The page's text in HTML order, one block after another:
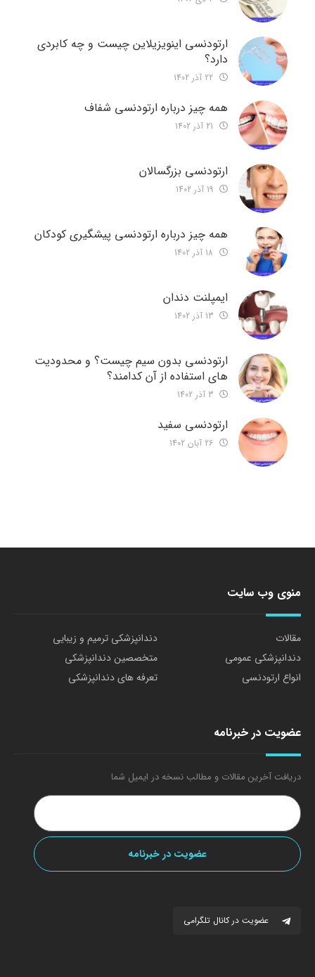
ارتودنسی اینویزیلاین چیست و چه کابردی
دارد؟
همه چیز درباره ارتودنسی شفاف
ارتودنسی بزرگسالان
همه چیز درباره ارتودنسی پیشگیری کودکان
ایمپلنت دندان
ارتودنسی بدون سیم چیست؟ و محدودیت
های استفاده از آن کدامند؟
ارتودنسی سفید
منوی وب سایت
مقالات
دندانپزشکی ترمیم و زیبایی
دندانپزشکی عمومی
متخصصین دندانپزشکی
انواع ارتودنسی
تعرفه های دندانپزشکی
عضویت در خبرنامه
دریافت آخرین مقالات و مطالب نسخه در ایمیل شما
عضویت در کانال تلگرامی